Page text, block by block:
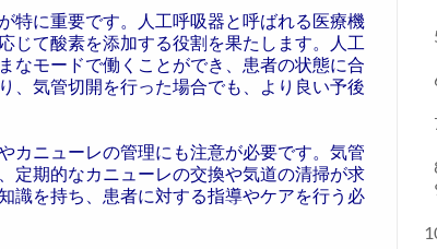
特に重要です。人工呼吸器と呼ばれる医療機
じて酸素を添加する役割を果たします。人工
なモードで働くことができ、患者の状態に合
、気管切開を行った場合でも、より良い予後
カニューレの管理にも注意が必要です。気管
定期的なカニューレの交換や気道の清掃が求
識を持ち、患者に対する指導やケアを行う必